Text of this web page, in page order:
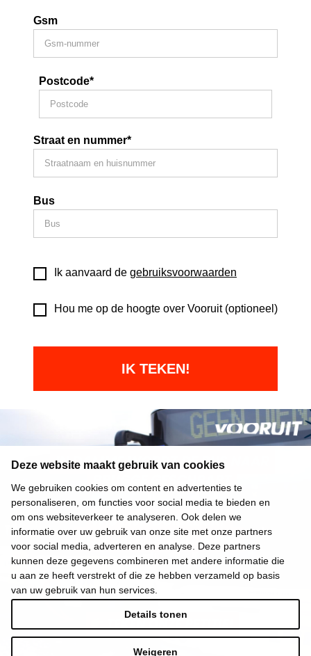
Deze website maakt gebruik van cookies
We gebruiken cookies om content en advertenties te
personaliseren, om functies voor social media te bieden en
om ons websiteverkeer te analyseren. Ook delen we
informatie over uw gebruik van onze site met onze partners
voor social media, adverteren en analyse. Deze partners
kunnen deze gegevens combineren met andere informatie die
u aan ze heeft verstrekt of die ze hebben verzameld op basis
van uw gebruik van hun services.
Weigeren
Details tonen
Gsm
Postcode*
Straat en nummer*
Bus
Ik aanvaard de gebruiksvoorwaarden
Hou me op de hoogte over Vooruit (optioneel)